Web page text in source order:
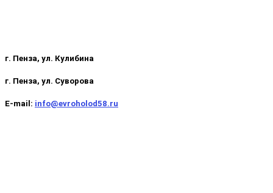
г. Пенза, ул. Кулибина
г. Пенза, ул. Суворова
E-mail: info@evroholod58.ru